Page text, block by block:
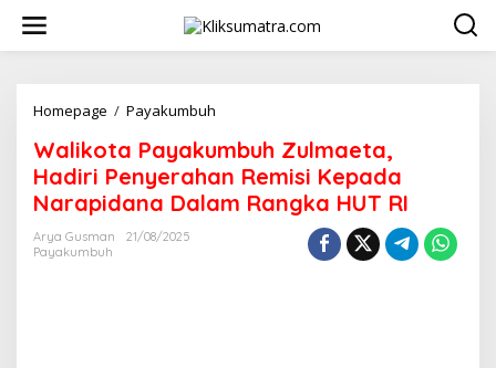
w
Homepage / Payakumbuh
l
i
k
o
Walikota Payakumbuh Zulmaeta,
Hadiri Penyerahan Remisi Kepada
Narapidana Dalam Rangka HUT RI
Arya Gusman
21/08/2025
Payakumbuh